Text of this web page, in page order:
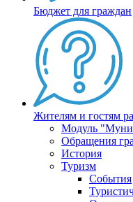
Бюджет для граждан
Жителям и гостям
Модуль
Обращения
История
Туризм
События